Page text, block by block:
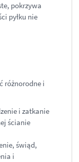
pokrzywa
pyłku nie
różnorodne i
i zatkanie
ścianie
świąd,
i